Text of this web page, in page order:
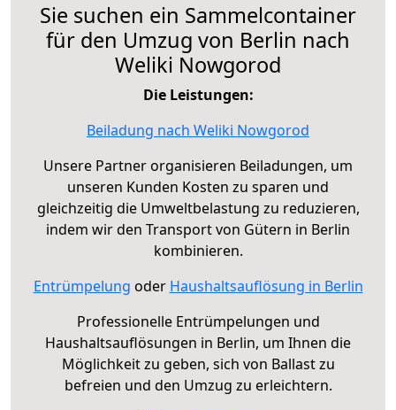
Sie suchen ein Sammelcontainer
für den Umzug von Berlin nach
Weliki Nowgorod
Die Leistungen:
Beiladung nach Weliki Nowgorod
Unsere Partner organisieren Beiladungen, um
unseren Kunden Kosten zu sparen und
gleichzeitig die Umweltbelastung zu reduzieren,
indem wir den Transport von Gütern in Berlin
kombinieren.
Entrümpelung oder Haushaltsauflösung in Berlin
Professionelle Entrümpelungen und
Haushaltsauflösungen in Berlin, um Ihnen die
Möglichkeit zu geben, sich von Ballast zu
befreien und den Umzug zu erleichtern.